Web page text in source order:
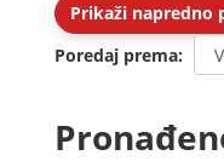
Prikaži napredno
Poredaj prema